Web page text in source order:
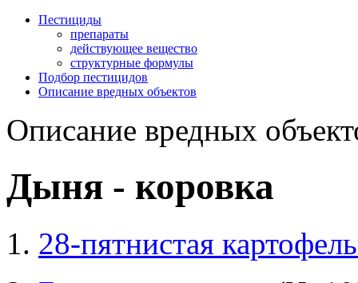
Пестициды
препараты
действующее вещество
структурные формулы
Подбор пестицидов
Описание вредных объектов
Описание вредных
Дыня - коровка
28-пятнистая